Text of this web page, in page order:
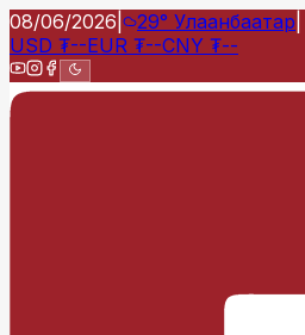
08/06/2026 29° Улаанбаатар
USD ₮--EUR ₮--CNY ₮--